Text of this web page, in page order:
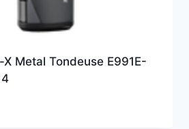
Metal Tondeuse E991E-